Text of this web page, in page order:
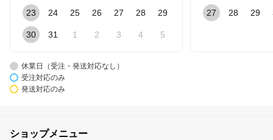
23 24 25 26 27 28 29
30 31 1 2 3 4 5
27 28 29
休業日（受注・発送対応なし）
受注対応のみ
発送対応のみ
ショップメニュー